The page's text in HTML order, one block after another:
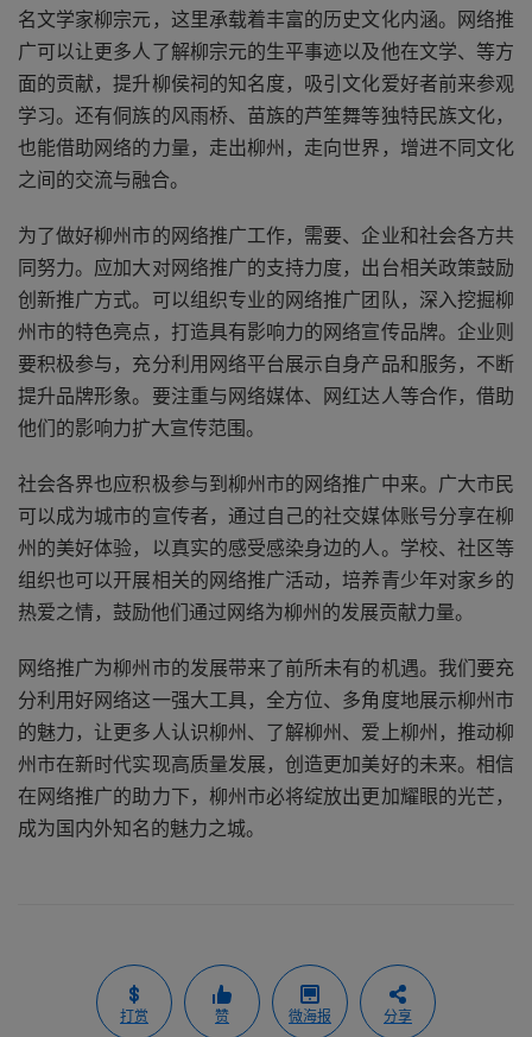
名文学家柳宗元，这里承载着丰富的历史文化内涵。网络推
广可以让更多人了解柳宗元的生平事迹以及他在文学、等方
面的贡献，提升柳侯祠的知名度，吸引文化爱好者前来参观
学习。还有侗族的风雨桥、苗族的芦笙舞等独特民族文化，
也能借助网络的力量，走出柳州，走向世界，增进不同文化
之间的交流与融合。
为了做好柳州市的网络推广工作，需要、企业和社会各方共
同努力。应加大对网络推广的支持力度，出台相关政策鼓励
创新推广方式。可以组织专业的网络推广团队，深入挖掘柳
州市的特色亮点，打造具有影响力的网络宣传品牌。企业则
要积极参与，充分利用网络平台展示自身产品和服务，不断
提升品牌形象。要注重与网络媒体、网红达人等合作，借助
他们的影响力扩大宣传范围。
社会各界也应积极参与到柳州市的网络推广中来。广大市民
可以成为城市的宣传者，通过自己的社交媒体账号分享在柳
州的美好体验，以真实的感受感染身边的人。学校、社区等
组织也可以开展相关的网络推广活动，培养青少年对家乡的
热爱之情，鼓励他们通过网络为柳州的发展贡献力量。
网络推广为柳州市的发展带来了前所未有的机遇。我们要充
分利用好网络这一强大工具，全方位、多角度地展示柳州市
的魅力，让更多人认识柳州、了解柳州、爱上柳州，推动柳
州市在新时代实现高质量发展，创造更加美好的未来。相信
在网络推广的助力下，柳州市必将绽放出更加耀眼的光芒，
成为国内外知名的魅力之城。
打赏 赞 微海报 分享